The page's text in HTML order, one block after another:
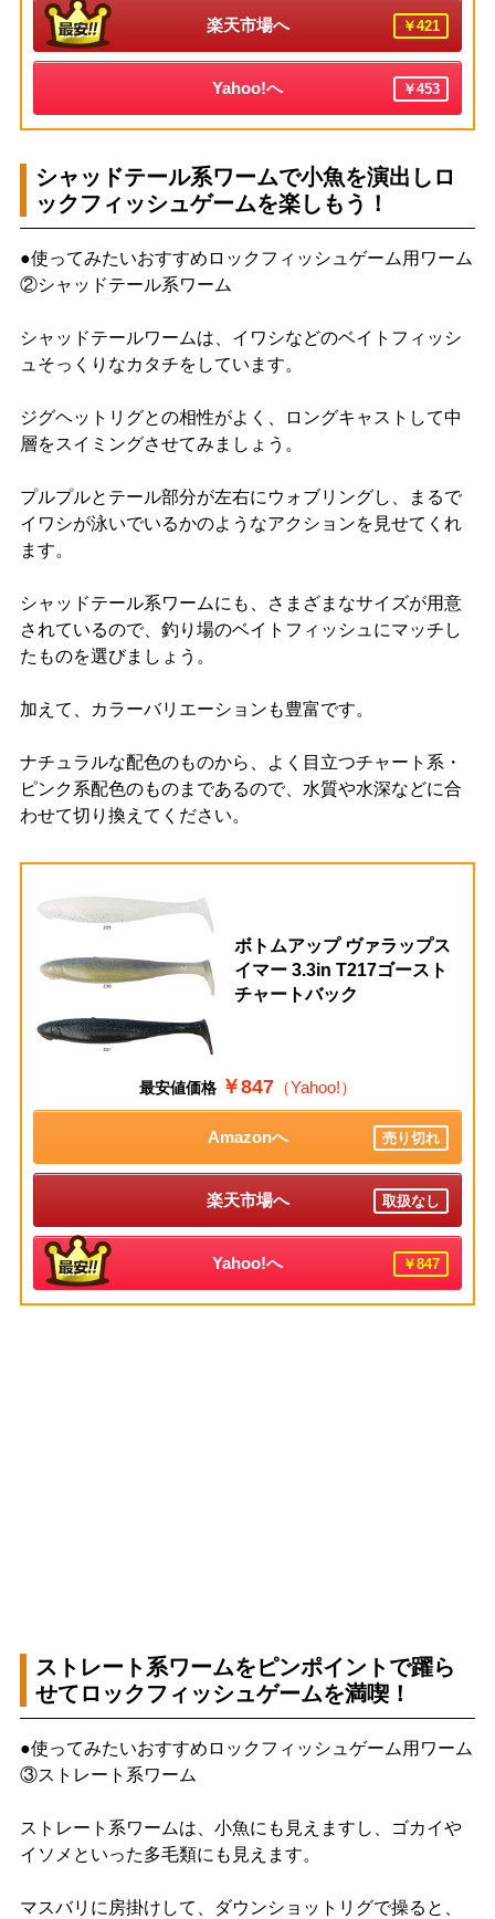
楽天市場へ ￥421
Yahoo!へ ￥453
シャッドテール系ワームで小魚を演出しロ
ックフィッシュゲームを楽しもう！
●使ってみたいおすすめロックフィッシュゲーム用ワーム
②シャッドテール系ワーム
シャッドテールワームは、イワシなどのベイトフィッシ
ュそっくりなカタチをしています。
ジグヘットリグとの相性がよく、ロングキャストして中
層をスイミングさせてみましょう。
プルプルとテール部分が左右にウォブリングし、まるで
イワシが泳いでいるかのようなアクションを見せてくれ
ます。
シャッドテール系ワームにも、さまざまなサイズが用意
されているので、釣り場のベイトフィッシュにマッチし
たものを選びましょう。
加えて、カラーバリエーションも豊富です。
ナチュラルな配色のものから、よく目立つチャート系・
ピンク系配色のものまであるので、水質や水深などに合
わせて切り換えてください。
ボトムアップ ヴァラップス
イマー 3.3in T217ゴースト
チャートバック
最安値価格 ￥847（Yahoo!）
Amazonへ 売り切れ
楽天市場へ 取扱なし
Yahoo!へ ￥847
ストレート系ワームをピンポイントで躍ら
せてロックフィッシュゲームを満喫！
●使ってみたいおすすめロックフィッシュゲーム用ワーム
③ストレート系ワーム
ストレート系ワームは、小魚にも見えますし、ゴカイや
イソメといった多毛類にも見えます。
マスバリに房掛けして、ダウンショットリグで操ると、